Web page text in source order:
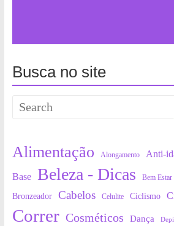
Busca no site
Alimentação Alongamento Anti-
Base Beleza - Dicas Bem Estar
Bronzeador Cabelos Celulite Ciclismo
Correr Cosméticos Dança